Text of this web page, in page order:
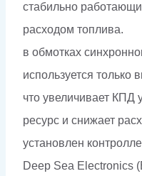
стабильно
расходом топлива.
в обмотках
используется только
что увеличивает КПД
ресурс и снижает
установлен
Deep Sea Electronics